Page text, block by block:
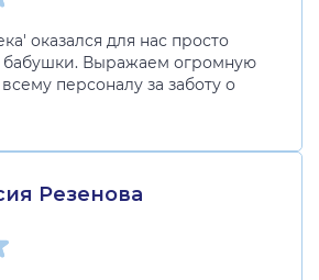
оказался для нас просто
бабушки. Выражаем огромную
персоналу за заботу о
Резенова